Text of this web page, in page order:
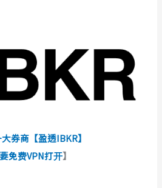
券商【盈透IBKR】
免费VPN打开】